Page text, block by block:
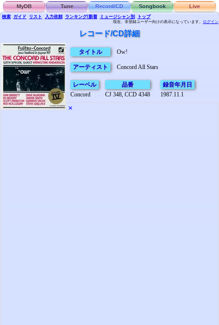
MyDB Tune Record/CD Songbook Live
検索 ガイド リスト 入力依頼 ランキング/新着 ミュージシャン別 トップ
現在、非登録ユーザー向けの表示になっています。 ログイン
レコード/CD詳細
タイトル Ow!
アーティスト Concord All Stars
レーベル
Concord
品番
CJ 348, CCD 4348
録音年月日
1987.11.1
✕